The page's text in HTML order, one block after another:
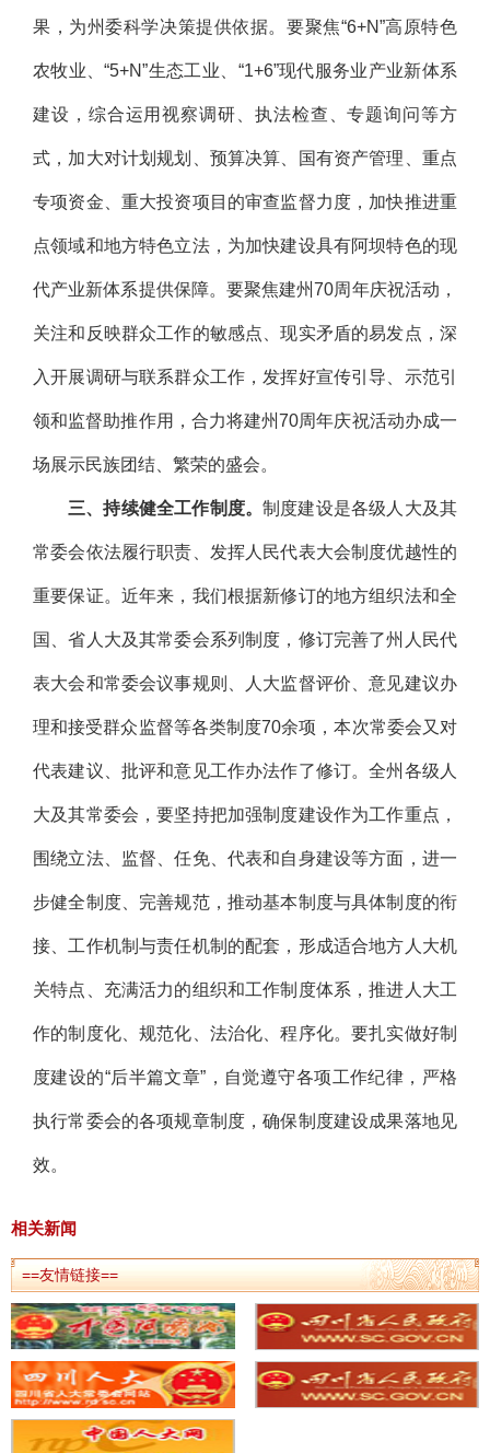
果，为州委科学决策提供依据。要聚焦“6+N”高原特色
农牧业、“5+N”生态工业、“1+6”现代服务业产业新体系
建设，综合运用视察调研、执法检查、专题询问等方
式，加大对计划规划、预算决算、国有资产管理、重点
专项资金、重大投资项目的审查监督力度，加快推进重
点领域和地方特色立法，为加快建设具有阿坝特色的现
代产业新体系提供保障。要聚焦建州70周年庆祝活动，
关注和反映群众工作的敏感点、现实矛盾的易发点，深
入开展调研与联系群众工作，发挥好宣传引导、示范引
领和监督助推作用，合力将建州70周年庆祝活动办成一
场展示民族团结、繁荣的盛会。
三、持续健全工作制度。制度建设是各级人大及其
常委会依法履行职责、发挥人民代表大会制度优越性的
重要保证。近年来，我们根据新修订的地方组织法和全
国、省人大及其常委会系列制度，修订完善了州人民代
表大会和常委会议事规则、人大监督评价、意见建议办
理和接受群众监督等各类制度70余项，本次常委会又对
代表建议、批评和意见工作办法作了修订。全州各级人
大及其常委会，要坚持把加强制度建设作为工作重点，
围绕立法、监督、任免、代表和自身建设等方面，进一
步健全制度、完善规范，推动基本制度与具体制度的衔
接、工作机制与责任机制的配套，形成适合地方人大机
关特点、充满活力的组织和工作制度体系，推进人大工
作的制度化、规范化、法治化、程序化。要扎实做好制
度建设的“后半篇文章”，自觉遵守各项工作纪律，严格
执行常委会的各项规章制度，确保制度建设成果落地见
效。
相关新闻
==友情链接==